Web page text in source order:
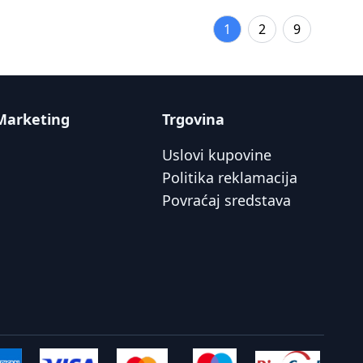
1 2 9
Trgovina
Uslovi kupovine
Politika reklamacija
Povraćaj sredstava